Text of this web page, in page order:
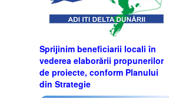
Sprijinim beneficiarii locali în
vederea elaborării propunerilor
de proiecte, conform Planului
din Strategie